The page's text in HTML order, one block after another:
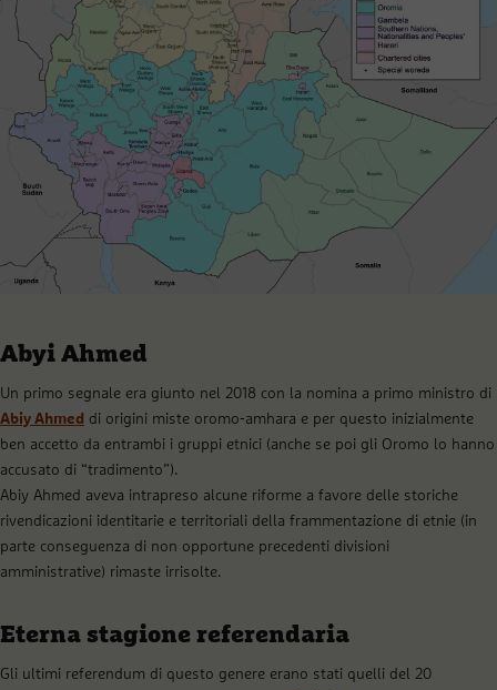
Abyi Ahmed
Un primo segnale era giunto nel 2018 con la nomina a primo ministro di
Abiy Ahmed di origini miste oromo-amhara e per questo inizialmente
ben accetto da entrambi i gruppi etnici (anche se poi gli Oromo lo hanno
accusato di “tradimento”).
Abiy Ahmed aveva intrapreso alcune riforme a favore delle storiche
rivendicazioni identitarie e territoriali della frammentazione di etnie (in
parte conseguenza di non opportune precedenti divisioni
amministrative) rimaste irrisolte.
Eterna stagione referendaria
Gli ultimi referendum di questo genere erano stati quelli del 20